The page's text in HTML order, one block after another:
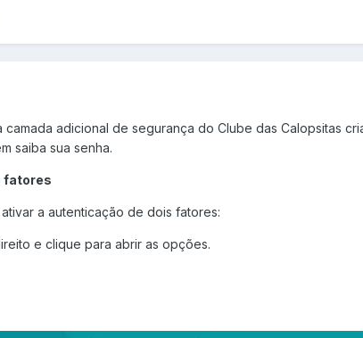
adicional de segurança do Clube das Calopsitas
saiba sua senha.
fatores
a autenticação de dois fatores:
e clique para abrir as opções.